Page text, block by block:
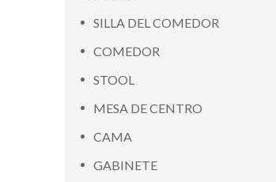
SILLA DEL COMEDOR
COMEDOR
STOOL
MESA DE CENTRO
CAMA
GABINETE